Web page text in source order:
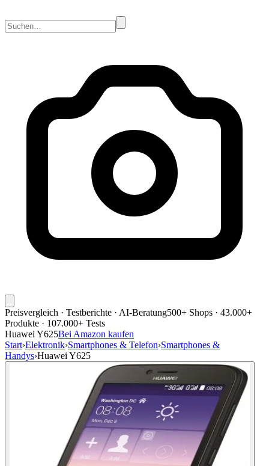
Preisvergleich · Testberichte · AI-Beratung500+ Shops · 43.000+
Produkte · 107.000+ Tests
Huawei Y625Bei Amazon kaufen
Start›Elektronik›Smartphones & Telefon›Smartphones &
Handys›Huawei Y625